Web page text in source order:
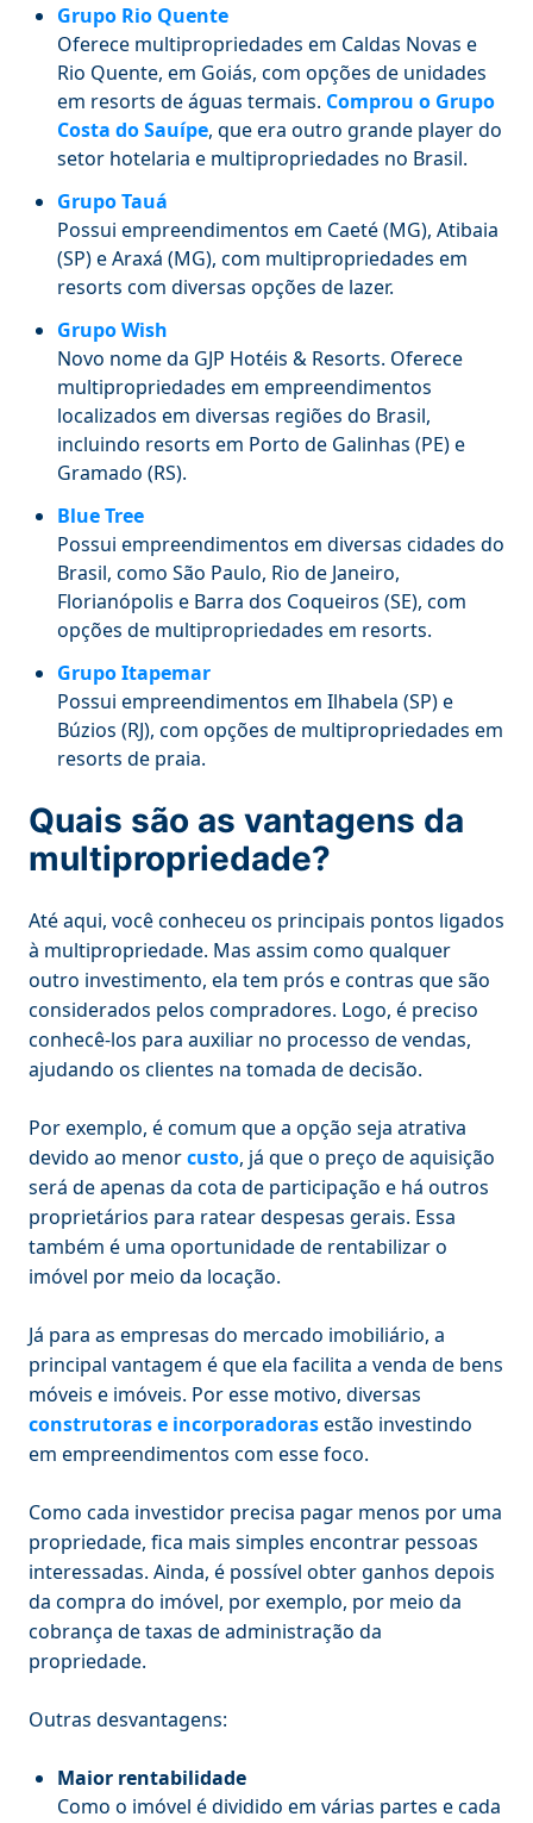
Grupo Rio Quente
Oferece multipropriedades em Caldas Novas e
Rio Quente, em Goiás, com opções de unidades
em resorts de águas termais. Comprou o Grupo
Costa do Sauípe, que era outro grande player do
setor hotelaria e multipropriedades no Brasil.
Grupo Tauá
Possui empreendimentos em Caeté (MG), Atibaia
(SP) e Araxá (MG), com multipropriedades em
resorts com diversas opções de lazer.
Grupo Wish
Novo nome da GJP Hotéis & Resorts. Oferece
multipropriedades em empreendimentos
localizados em diversas regiões do Brasil,
incluindo resorts em Porto de Galinhas (PE) e
Gramado (RS).
Blue Tree
Possui empreendimentos em diversas cidades do
Brasil, como São Paulo, Rio de Janeiro,
Florianópolis e Barra dos Coqueiros (SE), com
opções de multipropriedades em resorts.
Grupo Itapemar
Possui empreendimentos em Ilhabela (SP) e
Búzios (RJ), com opções de multipropriedades em
resorts de praia.
Quais são as vantagens da
multipropriedade?
Até aqui, você conheceu os principais pontos ligados
à multipropriedade. Mas assim como qualquer
outro investimento, ela tem prós e contras que são
considerados pelos compradores. Logo, é preciso
conhecê-los para auxiliar no processo de vendas,
ajudando os clientes na tomada de decisão.
Por exemplo, é comum que a opção seja atrativa
devido ao menorcusto, já que o preço de aquisição
será de apenas da cota de participação e há outros
proprietários para ratear despesas gerais. Essa
também é uma oportunidade de rentabilizar o
imóvel por meio da locação.
Já para as empresas do mercado imobiliário, a
principal vantagem é que ela facilita a venda de bens
móveis e imóveis. Por esse motivo, diversas
construtoras e incorporadorasestão investindo
em empreendimentos com esse foco.
Como cada investidor precisa pagar menos por uma
propriedade, fica mais simples encontrar pessoas
interessadas. Ainda, é possível obter ganhos depois
da compra do imóvel, por exemplo, por meio da
cobrança de taxas de administração da
propriedade.
Outras desvantagens:
Maior rentabilidade
Como o imóvel é dividido em várias partes e cada